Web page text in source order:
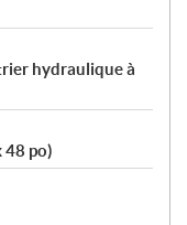
hydraulique à
48 po)